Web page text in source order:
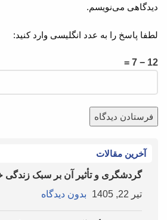
دیدگاهی می‌نویسم.
لطفا پاسخ را به عدد انگلیسی وارد کنید:
12 − 7 =
آخرین مقالات
گردشگری و تأثیر آن بر سبک زندگی
تیر 22, 1405
بدون دیدگاه